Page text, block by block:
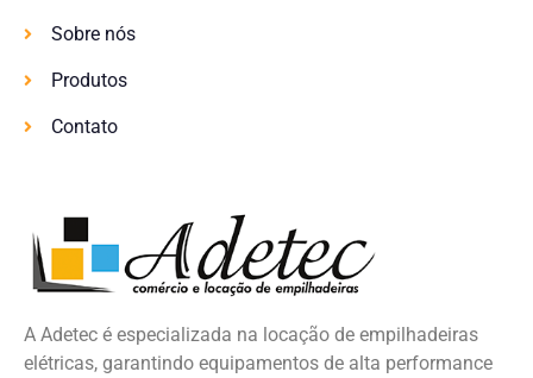
A Adetec é especializada na locação de empilhadeiras
elétricas, garantindo equipamentos de alta performance
Sobre nós
Produtos
Contato